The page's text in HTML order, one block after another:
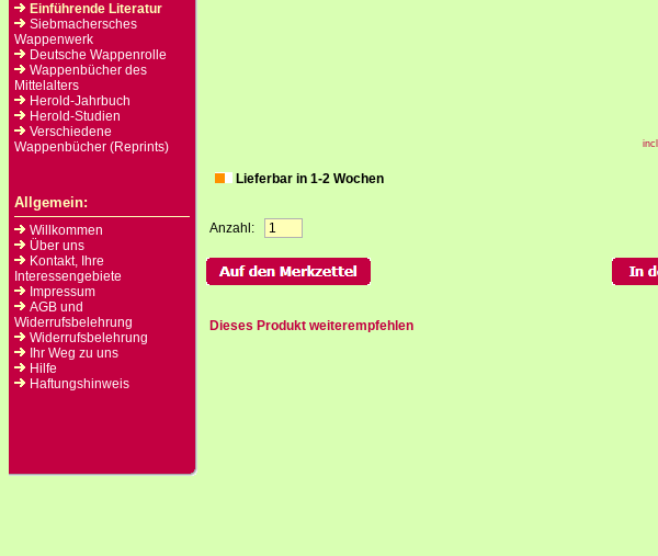
Einführende Literatur
Siebmachersches
Wappenwerk
Deutsche Wappenrolle
Wappenbücher des
Mittelalters
Herold-Jahrbuch
Herold-Studien
Verschiedene
Wappenbücher (Reprints)
Allgemein:
Willkommen
Über uns
Kontakt, Ihre
Interessengebiete
Impressum
AGB und
Widerrufsbelehrung
Widerrufsbelehrung
Ihr Weg zu uns
Hilfe
Haftungshinweis
Lieferbar in 1-2 Wochen
Anzahl:
Dieses Produkt weiterempfehlen